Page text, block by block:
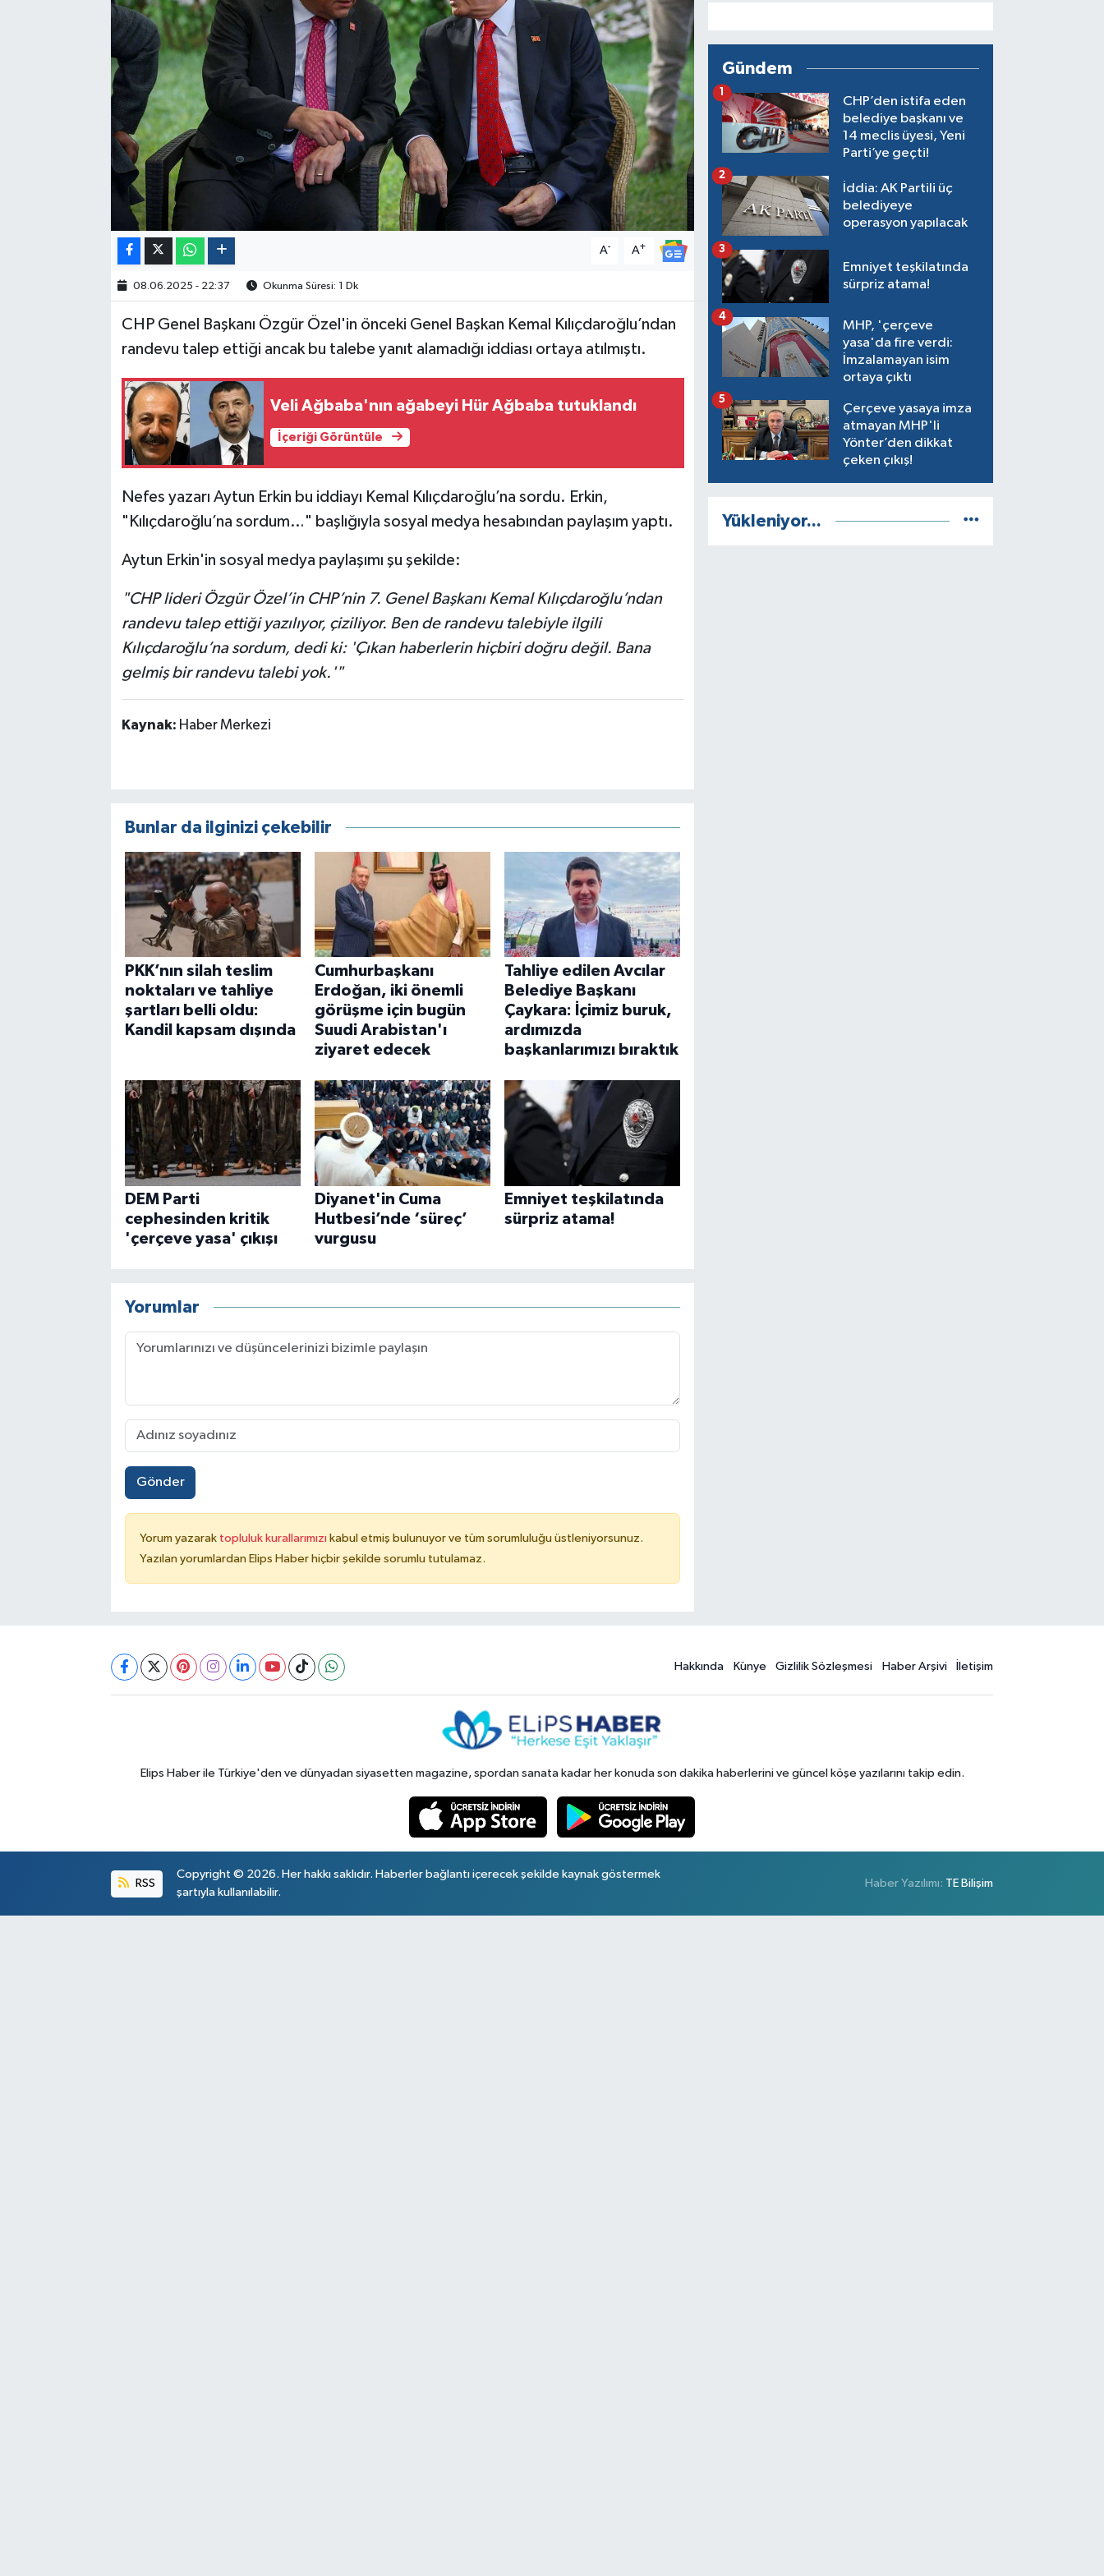
A- A+
08.06.2025 - 22:37 Okunma Süresi: 1 Dk
CHP Genel Başkanı Özgür Özel'in önceki Genel Başkan Kemal Kılıçdaroğlu’ndan
randevu talep ettiği ancak bu talebe yanıt alamadığı iddiası ortaya atılmıştı.
Veli Ağbaba'nın ağabeyi Hür Ağbaba tutuklandı
İçeriği Görüntüle
Nefes yazarı Aytun Erkin bu iddiayı Kemal Kılıçdaroğlu’na sordu. Erkin,
"Kılıçdaroğlu’na sordum…" başlığıyla sosyal medya hesabından paylaşım yaptı.
Aytun Erkin'in sosyal medya paylaşımı şu şekilde:
"CHP lideri Özgür Özel’in CHP’nin 7. Genel Başkanı Kemal Kılıçdaroğlu’ndan
randevu talep ettiği yazılıyor, çiziliyor. Ben de randevu talebiyle ilgili
Kılıçdaroğlu’na sordum, dedi ki: 'Çıkan haberlerin hiçbiri doğru değil. Bana
gelmiş bir randevu talebi yok.'"
Kaynak: Haber Merkezi
Bunlar da ilginizi çekebilir
PKK’nın silah teslim
noktaları ve tahliye
şartları belli oldu:
Kandil kapsam dışında
Cumhurbaşkanı
Erdoğan, iki önemli
görüşme için bugün
Suudi Arabistan'ı
ziyaret edecek
Tahliye edilen Avcılar
Belediye Başkanı
Çaykara: İçimiz buruk,
ardımızda
başkanlarımızı bıraktık
DEM Parti
cephesinden kritik
'çerçeve yasa' çıkışı
Diyanet'in Cuma
Hutbesi’nde ‘süreç’
vurgusu
Emniyet teşkilatında
sürpriz atama!
Yorumlar
Gönder
Yorum yazarak topluluk kurallarımızı kabul etmiş bulunuyor ve tüm sorumluluğu üstleniyorsunuz.
Yazılan yorumlardan Elips Haber hiçbir şekilde sorumlu tutulamaz.
Gündem
CHP’den istifa eden
belediye başkanı ve
14 meclis üyesi, Yeni
Parti’ye geçti!
1
İddia: AK Partili üç
belediyeye
operasyon yapılacak
2
Emniyet teşkilatında
sürpriz atama!
3
MHP, 'çerçeve
yasa'da fire verdi:
İmzalamayan isim
ortaya çıktı
4
Çerçeve yasaya imza
atmayan MHP'li
Yönter’den dikkat
çeken çıkış!
5
Yükleniyor...
Hakkında Künye Gizlilik Sözleşmesi Haber Arşivi İletişim
Elips Haber ile Türkiye'den ve dünyadan siyasetten magazine, spordan sanata kadar her konuda son dakika haberlerini ve güncel köşe yazılarını takip edin.
RSS
Copyright © 2026. Her hakkı saklıdır. Haberler bağlantı içerecek şekilde kaynak göstermek
şartıyla kullanılabilir.
Haber Yazılımı: TE Bilişim
Çalışma Hayatı
2024 Seçim Sonuçları